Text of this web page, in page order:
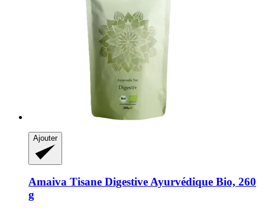
Ajouter
Amaiva Tisane Digestive Ayurvédique Bio, 260
g